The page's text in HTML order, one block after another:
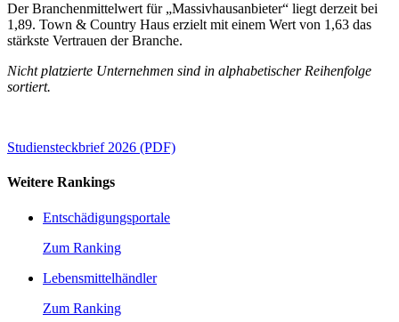
Der Branchenmittelwert für „Massivhausanbieter“ liegt derzeit bei
1,89. Town & Country Haus erzielt mit einem Wert von 1,63 das
stärkste Vertrauen der Branche.
Nicht platzierte Unternehmen sind in alphabetischer Reihenfolge
sortiert.
Studiensteckbrief 2026 (PDF)
Weitere Rankings
Entschädigungsportale
Zum Ranking
Lebensmittelhändler
Zum Ranking